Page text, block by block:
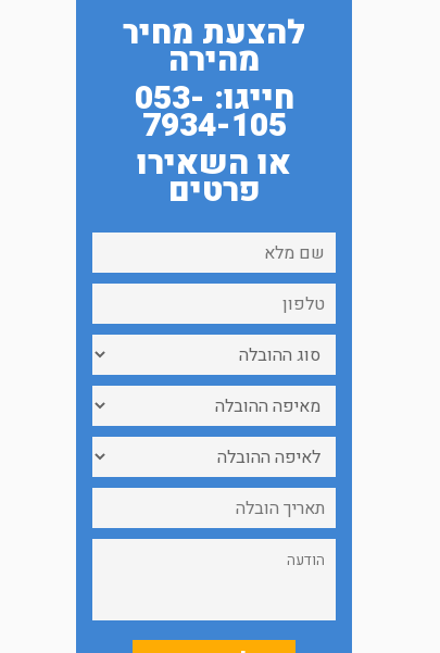
להצעת מחיר
מהירה
חייגו: 053-
7934-105
או השאירו
פרטים